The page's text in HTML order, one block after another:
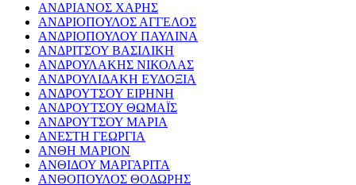
ΑΝΔΡΙΑΝΟΣ ΧΑΡΗΣ
ΑΝΔΡΙΟΠΟΥΛΟΣ ΑΓΓΕΛΟΣ
ΑΝΔΡΙΟΠΟΥΛΟΥ ΠΑΥΛΙΝΑ
ΑΝΔΡΙΤΣΟΥ ΒΑΣΙΛΙΚΗ
ΑΝΔΡΟΥΛΑΚΗΣ ΝΙΚΟΛΑΣ
ΑΝΔΡΟΥΛΙΔΑΚΗ ΕΥΔΟΞΙΑ
ΑΝΔΡΟΥΤΣΟΥ ΕΙΡΗΝΗ
ΑΝΔΡΟΥΤΣΟΥ ΘΩΜΑΪΣ
ΑΝΔΡΟΥΤΣΟΥ ΜΑΡΙΑ
ΑΝΕΣΤΗ ΓΕΩΡΓΙΑ
ΑΝΘΗ ΜΑΡΙΟΝ
ΑΝΘΙΔΟΥ ΜΑΡΓΑΡΙΤΑ
ΑΝΘΟΠΟΥΛΟΣ ΘΟΔΩΡΗΣ